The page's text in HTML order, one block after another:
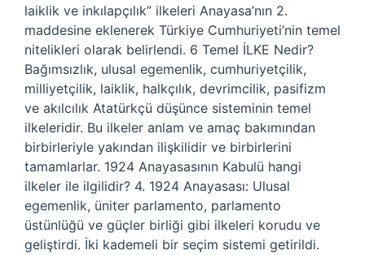
laiklik ve inkılapçılık” ilkeleri Anayasa’nın 2.
maddesine eklenerek Türkiye Cumhuriyeti’nin temel
nitelikleri olarak belirlendi. 6 Temel İLKE Nedir?
Bağımsızlık, ulusal egemenlik, cumhuriyetçilik,
milliyetçilik, laiklik, halkçılık, devrimcilik, pasifizm
ve akılcılık Atatürkçü düşünce sisteminin temel
ilkeleridir. Bu ilkeler anlam ve amaç bakımından
birbirleriyle yakından ilişkilidir ve birbirlerini
tamamlarlar. 1924 Anayasasının Kabulü hangi
ilkeler ile ilgilidir? 4. 1924 Anayasası: Ulusal
egemenlik, üniter parlamento, parlamento
üstünlüğü ve güçler birliği gibi ilkeleri korudu ve
geliştirdi. İki kademeli bir seçim sistemi getirildi.